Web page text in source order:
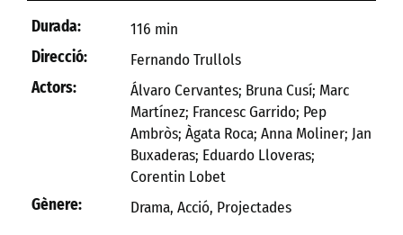
Durada:
116 min
Direcció:
Fernando Trullols
Actors:
Álvaro Cervantes; Bruna Cusí; Marc
Martínez; Francesc Garrido; Pep
Ambròs; Àgata Roca; Anna Moliner; Jan
Buxaderas; Eduardo Lloveras;
Corentin Lobet
Gènere:
Drama, Acció, Projectades